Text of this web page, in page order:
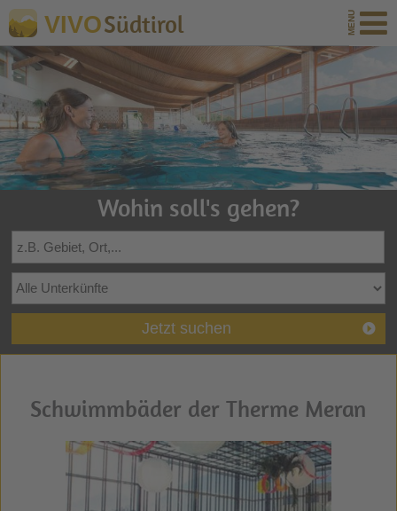
VIVOSüdtirol
Wohin soll's gehen?
Jetzt suchen
Schwimmbäder der Therme Meran